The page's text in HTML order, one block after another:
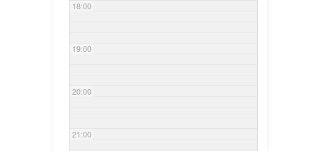
18:00
19:00
20:00
21:00